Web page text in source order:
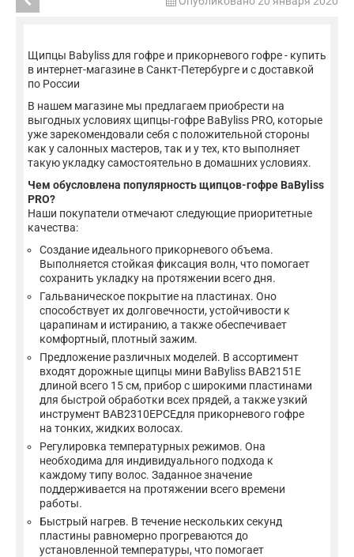
Щипцы Babyliss для гофре и прикорневого гофре - купить
в интернет-магазине в Санкт-Петербурге и с доставкой
по России
В нашем магазине мы предлагаем приобрести на
выгодных условиях щипцы-гофре BaByliss PRO, которые
уже зарекомендовали себя с положительной стороны
как у салонных мастеров, так и у тех, кто выполняет
такую укладку самостоятельно в домашних условиях.
Чем обусловлена популярность щипцов-гофре BaByliss
PRO?
Наши покупатели отмечают следующие приоритетные
качества:
Создание идеального прикорневого объема.
Выполняется стойкая фиксация волн, что помогает
сохранить укладку на протяжении всего дня.
Гальваническое покрытие на пластинах. Оно
способствует их долговечности, устойчивости к
царапинам и истиранию, а также обеспечивает
комфортный, плотный зажим.
Предложение различных моделей. В ассортимент
входят дорожные щипцы мини BaByliss BAB2151E
длиной всего 15 см, прибор с широкими пластинами
для быстрой обработки всех прядей, а также узкий
инструмент BAB2310EPCEдля прикорневого гофре
на тонких, жидких волосах.
Регулировка температурных режимов. Она
необходима для индивидуального подхода к
каждому типу волос. Заданное значение
поддерживается на протяжении всего времени
работы.
Быстрый нагрев. В течение нескольких секунд
пластины равномерно прогреваются до
установленной температуры, что помогает